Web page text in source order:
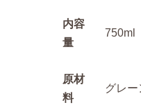
内容
量
750ml
原材
料
グレー